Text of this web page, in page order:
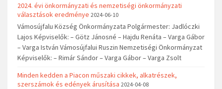
2024. évi önkormányzati és nemzetiségi önkormányzati
választások eredménye 2024-06-10
Vámosújfalu Község Önkormányzata Polgármester: Jadlóczki
Lajos Képviselők: – Götz Jánosné – Hajdu Renáta – Varga Gábor
– Varga István Vámosújfalui Ruszin Nemzetiségi Önkormányzat
Képviselők: – Rimár Sándor – Varga Gábor – Varga Zsolt
Minden kedden a Piacon műszaki cikkek, alkatrészek,
szerszámok és edények árusítása 2024-04-08